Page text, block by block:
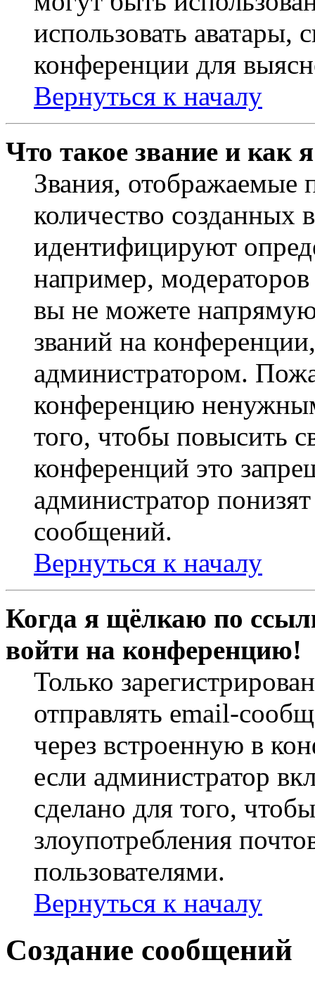
использовать аватары,
конференции для
Вернуться к началу
Что такое звание и как
Звания,
количество
идентифицируют
например,
вы не можете
званий на
администратором.
конференцию
того, чтобы повысить
конференций это
администратор
сообщений.
Вернуться к началу
Когда я щёлкаю по
войти на конференцию!
Только
отправлять email-
через встроенную в
если администратор
сделано для того,
злоупотребления
пользователями.
Вернуться к началу
Создание сообщений